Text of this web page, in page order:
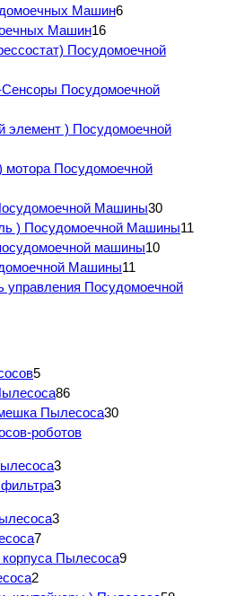
Машин6
Машин16
Посудомоечной
Посудомоечной
элемент ) Посудомоечной
мотора Посудомоечной
Машины30
) Посудомоечной Машины11
машины10
Машины11
Посудомоечной
5
86
Пылесоса30
роботов
3
3
3
7
Пылесоса9
2